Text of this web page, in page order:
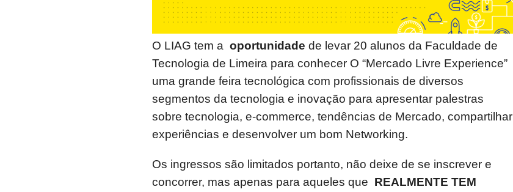
O LIAG tem a oportunidade de levar 20 alunos da Faculdade de
Tecnologia de Limeira para conhecer O “Mercado Livre Experience”
uma grande feira tecnológica com profissionais de diversos
segmentos da tecnologia e inovação para apresentar palestras
sobre tecnologia, e-commerce, tendências de Mercado, compartilhar
experiências e desenvolver um bom Networking.
Os ingressos são limitados portanto, não deixe de se inscrever e
concorrer, mas apenas para aqueles que REALMENTE TEM